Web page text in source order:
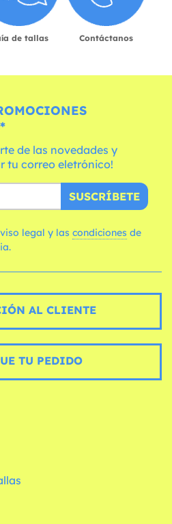
de tallas Contáctanos
de las novedades y
tu correo eletrónico!
SUSCRÍBETE
legal y las condiciones
AL CLIENTE
TU PEDIDO